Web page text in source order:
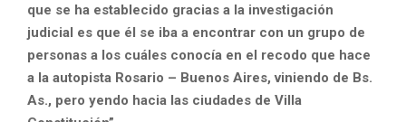
que se ha establecido gracias a la investigación
judicial es que él se iba a encontrar con un grupo de
personas a los cuáles conocía en el recodo que hace
a la autopista Rosario – Buenos Aires, viniendo de Bs.
As., pero yendo hacia las ciudades de Villa